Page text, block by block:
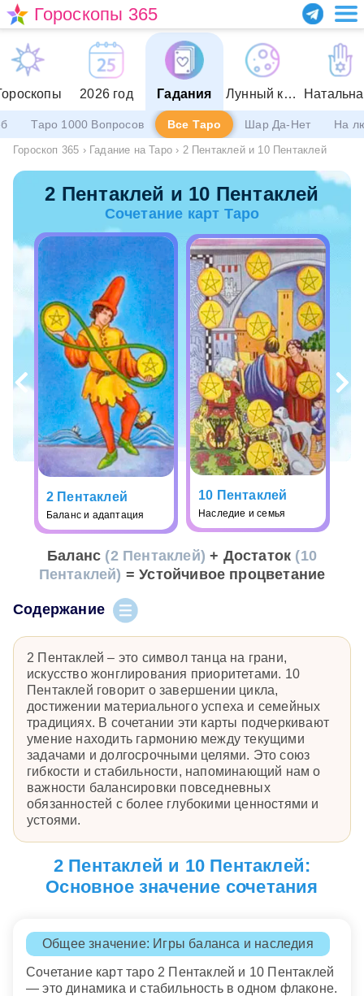
Гороскопы 365
2026 год Гадания Лунный календарь
Таро 1000 Вопросов Все Таро Шар Да-Нет На
Гороскоп 365 › Гадание на Таро › 2 Пентаклей и 10 Пентаклей
2 Пентаклей и 10 Пентаклей
Сочетание карт Таро
2 Пентаклей
Баланс и адаптация
10 Пентаклей
Наследие и семья
Баланс (2 Пентаклей) + Достаток (10
Пентаклей) = Устойчивое процветание
Содержание
2 Пентаклей – это символ танца на грани,
искусство жонглирования приоритетами. 10
Пентаклей говорит о завершении цикла,
достижении материального успеха и семейных
традициях. В сочетании эти карты подчеркивают
умение находить гармонию между текущими
задачами и долгосрочными целями. Это союз
гибкости и стабильности, напоминающий нам о
важности балансировки повседневных
обязанностей с более глубокими ценностями и
устоями.
2 Пентаклей и 10 Пентаклей:
Основное значение сочетания
Общее значение: Игры баланса и наследия
Сочетание карт таро 2 Пентаклей и 10 Пентаклей
— это динамика и стабильность в одном флаконе.